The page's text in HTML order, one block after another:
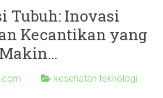
Tubuh: Inovasi
Kecantikan yang
kesehatan teknologi